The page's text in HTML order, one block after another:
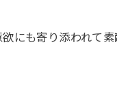
にも寄り添われて素